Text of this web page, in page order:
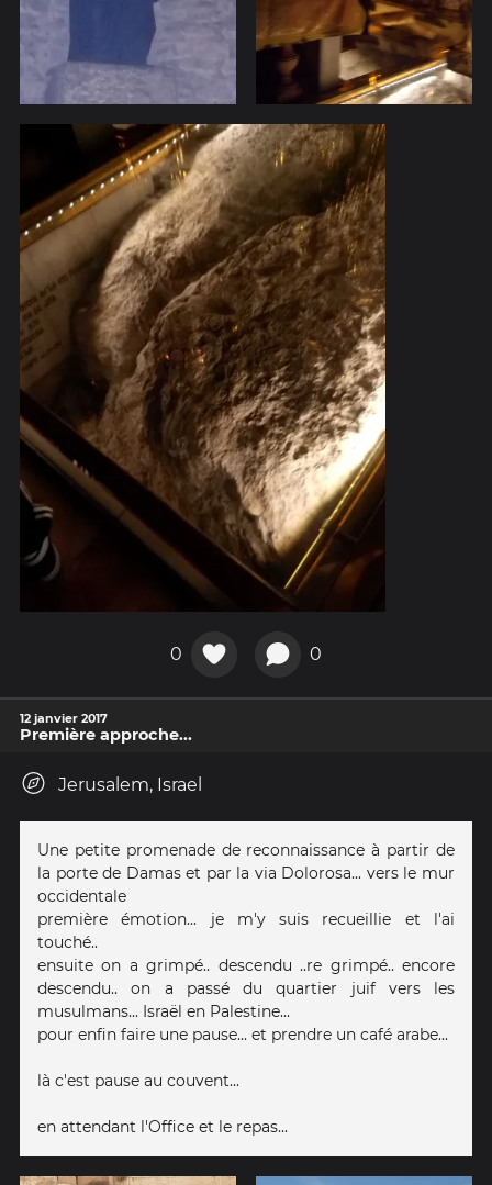
0 0
12 janvier 2017
Première approche...
Jerusalem, Israel
Une petite promenade de reconnaissance à partir de
la porte de Damas et par la via Dolorosa... vers le mur
occidentale
première émotion... je m'y suis recueillie et l'ai
touché..
ensuite on a grimpé.. descendu ..re grimpé.. encore
descendu.. on a passé du quartier juif vers les
musulmans... Israël en Palestine...
pour enfin faire une pause... et prendre un café arabe...
là c'est pause au couvent...
en attendant l'Office et le repas...